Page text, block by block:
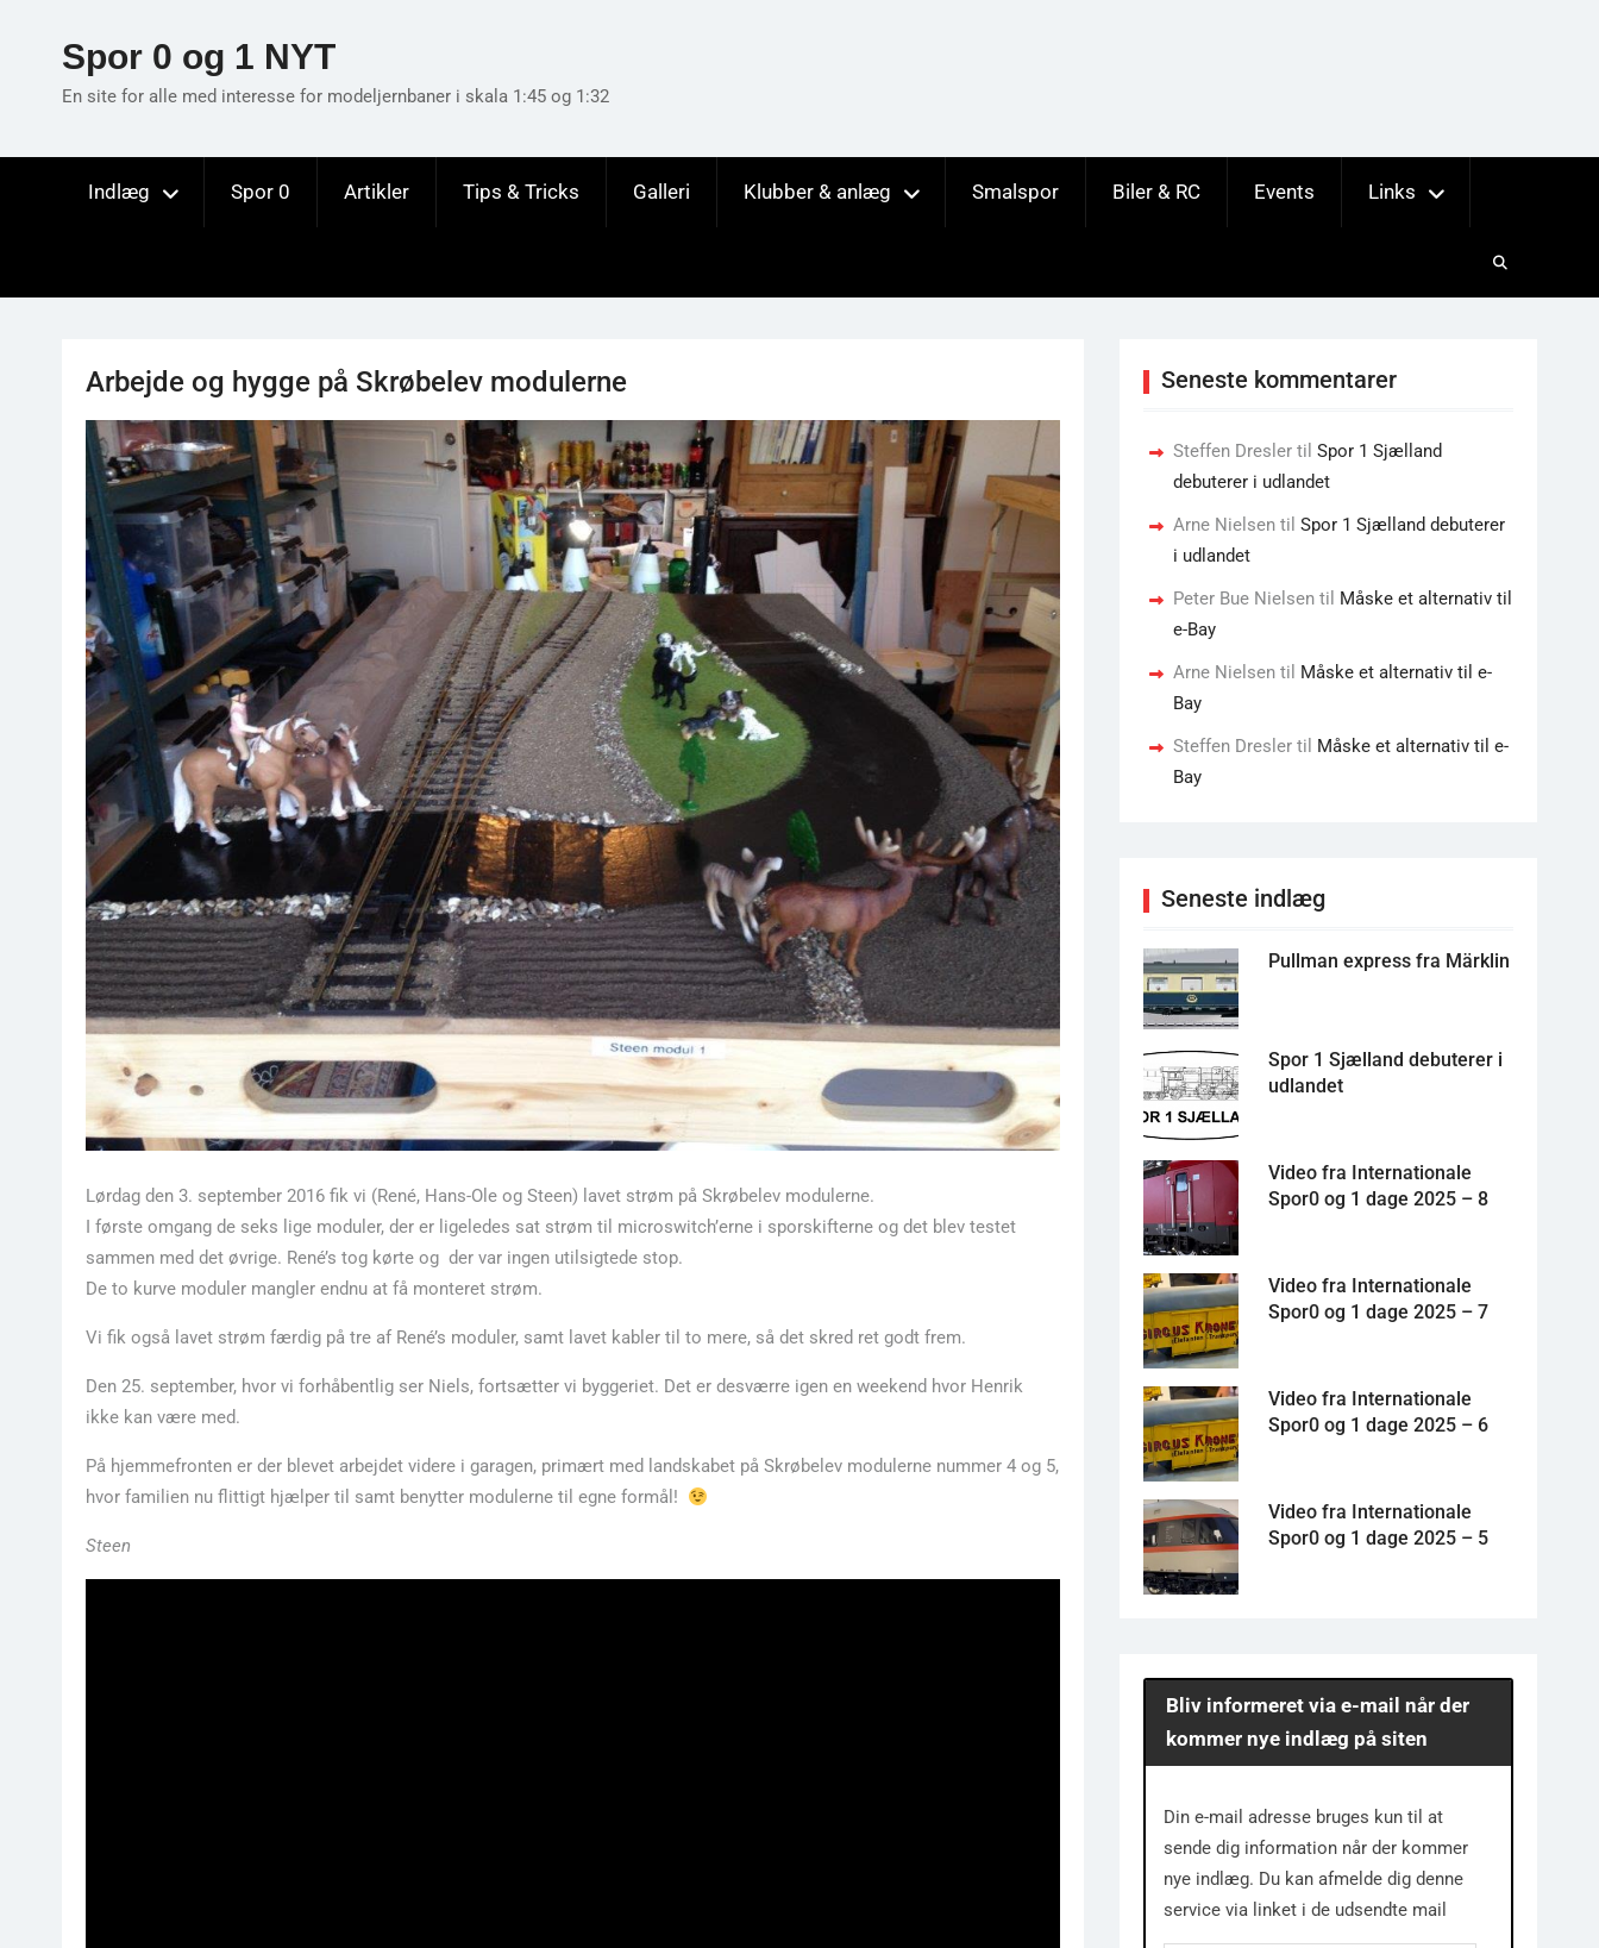
Spor 0 og 1 NYT
En site for alle med interesse for modeljernbaner i skala 1:45 og 1:32
Indlæg Spor 0 Artikler Tips & Tricks Galleri Klubber & anlæg Smalspor Biler & RC Events Links
Arbejde og hygge på Skrøbelev modulerne
Lørdag den 3. september 2016 fik vi (René, Hans-Ole og Steen) lavet strøm på Skrøbelev modulerne.
I første omgang de seks lige moduler, der er ligeledes sat strøm til microswitch’erne i sporskifterne og det blev testet
sammen med det øvrige. René’s tog kørte og der var ingen utilsigtede stop.
De to kurve moduler mangler endnu at få monteret strøm.
Vi fik også lavet strøm færdig på tre af René’s moduler, samt lavet kabler til to mere, så det skred ret godt frem.
Den 25. september, hvor vi forhåbentlig ser Niels, fortsætter vi byggeriet. Det er desværre igen en weekend hvor Henrik
ikke kan være med.
På hjemmefronten er der blevet arbejdet videre i garagen, primært med landskabet på Skrøbelev modulerne nummer 4 og 5,
hvor familien nu flittigt hjælper til samt benytter modulerne til egne formål!
Steen
Seneste kommentarer
Steffen Dresler til Spor 1 Sjælland
debuterer i udlandet
Arne Nielsen til Spor 1 Sjælland debuterer
i udlandet
Peter Bue Nielsen til Måske et alternativ til
e-Bay
Arne Nielsen til Måske et alternativ til e-
Bay
Steffen Dresler til Måske et alternativ til e-
Bay
Seneste indlæg
Pullman express fra Märklin
Spor 1 Sjælland debuterer i
udlandet
Video fra Internationale
Spor0 og 1 dage 2025 – 8
Video fra Internationale
Spor0 og 1 dage 2025 – 7
Video fra Internationale
Spor0 og 1 dage 2025 – 6
Video fra Internationale
Spor0 og 1 dage 2025 – 5
Bliv informeret via e-mail når der
kommer nye indlæg på siten
Din e-mail adresse bruges kun til at
sende dig information når der kommer
nye indlæg. Du kan afmelde dig denne
service via linket i de udsendte mail